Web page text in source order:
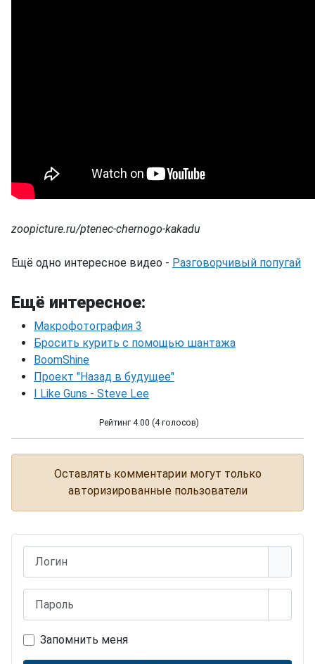
zoopicture.ru/ptenec-chernogo-kakadu
Ещё одно интересное видео - Разговорчивый попугай
Ещё интересное:
Макрофотография 3
Бросить курить с помощью шантажа
BoomShine
Проект "Назад в будущее"
I Like Guns - Steve Lee
Рейтинг 4.00 (4 голосов)
Оставлять комментарии могут только
авторизированные пользователи
Запомнить меня